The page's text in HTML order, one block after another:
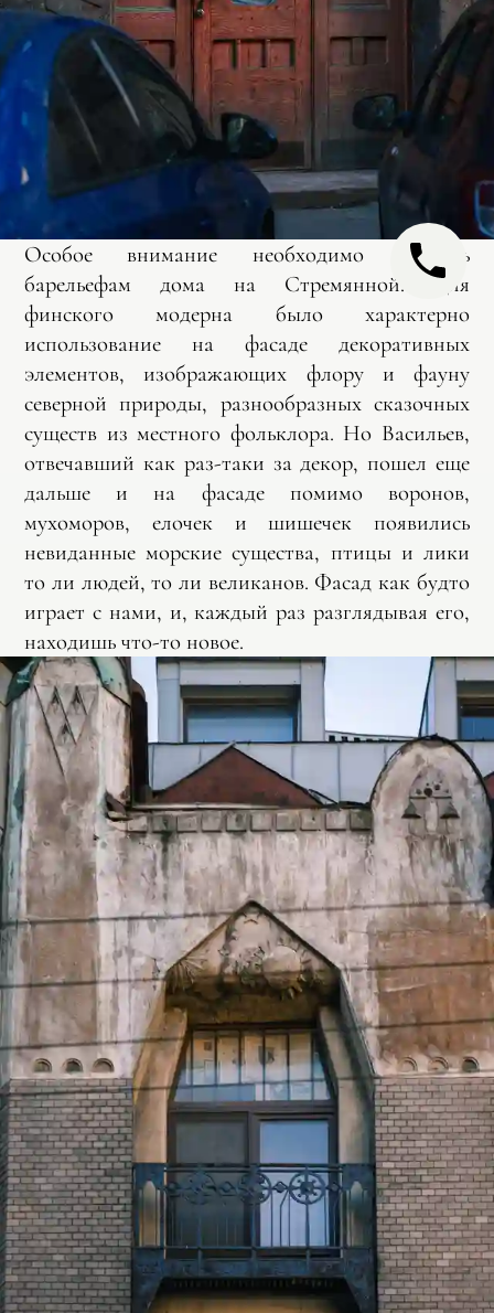
Особое внимание необходимо уделить
барельефам дома на Стремянной. Для
финского модерна было характерно
использование на фасаде декоративных
элементов, изображающих флору и фауну
северной природы, разнообразных сказочных
существ из местного фольклора. Но Васильев,
отвечавший как раз-таки за декор, пошел еще
дальше и на фасаде помимо воронов,
мухоморов, елочек и шишечек появились
невиданные морские существа, птицы и лики
то ли людей, то ли великанов. Фасад как будто
играет с нами, и, каждый раз разглядывая его,
находишь что-то новое.